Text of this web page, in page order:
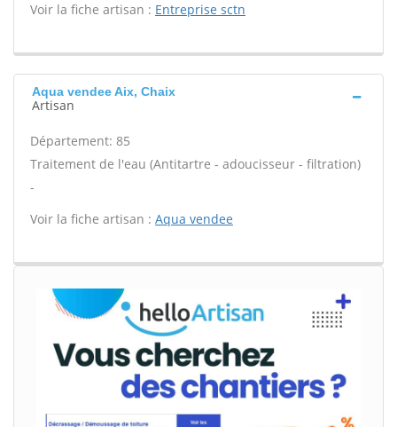
Voir la fiche artisan : Entreprise sctn
Aqua vendee Aix, Chaix
Artisan
Département: 85
Traitement de l'eau (Antitartre - adoucisseur - filtration)
-
Voir la fiche artisan : Aqua vendee